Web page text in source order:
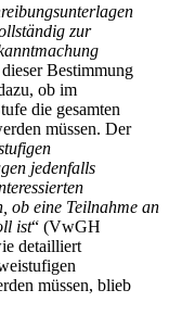
zur
Bestimmung
ob im
die gesamten
müssen. Der
jedenfalls
ob eine Teilnahme an
ist“ (VwGH
detailliert
müssen, blieb